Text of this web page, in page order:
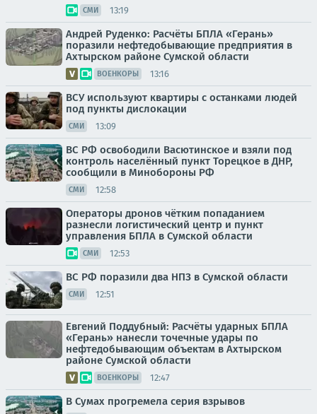
СМИ 13:19
Андрей Руденко: Расчёты БПЛА «Герань»
поразили нефтедобывающие предприятия в
Ахтырском районе Сумской области
ВОЕНКОРЫ 13:16
ВСУ используют квартиры с останками людей
под пункты дислокации
СМИ 13:09
ВС РФ освободили Васютинское и взяли под
контроль населённый пункт Торецкое в ДНР,
сообщили в Минобороны РФ
СМИ 12:58
Операторы дронов чётким попаданием
разнесли логистический центр и пункт
управления БПЛА в Сумской области
СМИ 12:53
ВС РФ поразили два НПЗ в Сумской области
СМИ 12:51
Евгений Поддубный: Расчёты ударных БПЛА
«Герань» нанесли точечные удары по
нефтедобывающим объектам в Ахтырском
районе Сумской области
ВОЕНКОРЫ 12:47
В Сумах прогремела серия взрывов